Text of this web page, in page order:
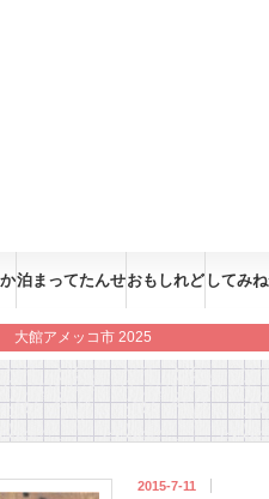
泊まってたんせおもしれど してみ
大館アメッコ市 2025
2015-7-11